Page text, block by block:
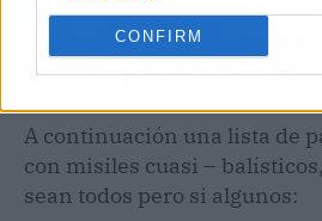
CONFIRM
A continuación una lista de
con misiles cuasi –
sean todos pero si algunos: